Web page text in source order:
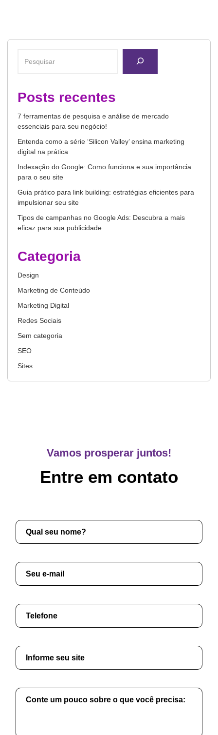
Posts recentes
7 ferramentas de pesquisa e análise de mercado
essenciais para seu negócio!
Entenda como a série ‘Silicon Valley’ ensina marketing
digital na prática
Indexação do Google: Como funciona e sua importância
para o seu site
Guia prático para link building: estratégias eficientes para
impulsionar seu site
Tipos de campanhas no Google Ads: Descubra a mais
eficaz para sua publicidade
Categoria
Design
Marketing de Conteúdo
Marketing Digital
Redes Sociais
Sem categoria
SEO
Sites
Vamos prosperar juntos!
Entre em contato